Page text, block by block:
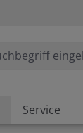
Service